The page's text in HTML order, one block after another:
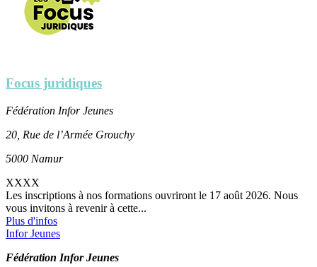
Focus juridiques
Fédération Infor Jeunes
20, Rue de l’Armée Grouchy
5000 Namur
XXXX
Les inscriptions à nos formations ouvriront le 17 août 2026. Nous
vous invitons à revenir à cette...
Plus d'infos
Infor Jeunes
Fédération Infor Jeunes